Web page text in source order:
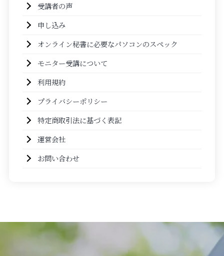
受講者の声
申し込み
オンライン秘書に必要なパソコンのスペック
モニター受講について
利用規約
プライバシーポリシー
特定商取引法に基づく表記
運営会社
お問い合わせ